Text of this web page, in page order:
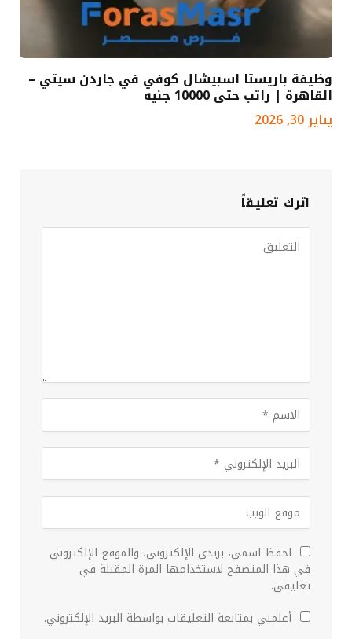
وظيفة باريستا اسبيشال كوفي في جاردن سيتي –
القاهرة | راتب حتى 10000 جنيه
يناير 30, 2026
اترك تعليقاً
احفظ اسمي، بريدي الإلكتروني، والموقع الإلكتروني
في هذا المتصفح لاستخدامها المرة المقبلة في
تعليقي.
أعلمني بمتابعة التعليقات بواسطة البريد الإلكتروني.